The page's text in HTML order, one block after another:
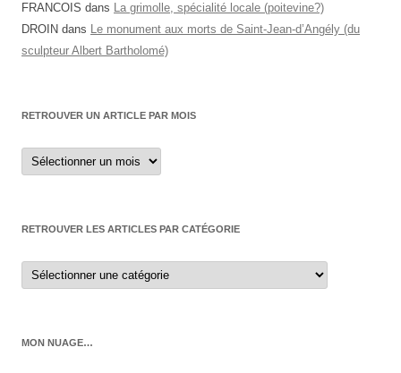
FRANCOIS dans La grimolle, spécialité locale (poitevine?)
DROIN dans Le monument aux morts de Saint-Jean-d’Angély (du
sculpteur Albert Bartholomé)
RETROUVER UN ARTICLE PAR MOIS
Retrouver
un
article
RETROUVER LES ARTICLES PAR CATÉGORIE
Retrouver
les
articles
MON NUAGE…